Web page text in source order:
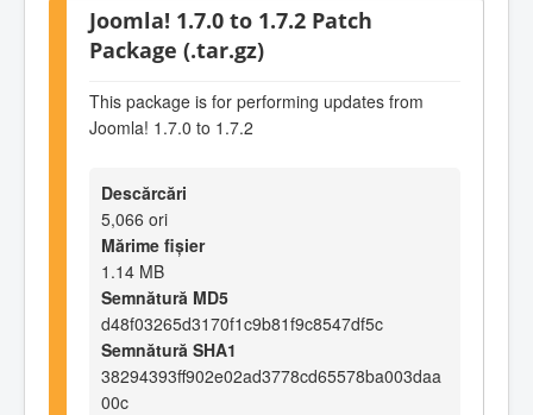
Joomla! 1.7.0 to 1.7.2 Patch
Package (.tar.gz)
This package is for performing updates from
Joomla! 1.7.0 to 1.7.2
Descărcări
5,066 ori
Mărime fișier
1.14 MB
Semnătură MD5
d48f03265d3170f1c9b81f9c8547df5c
Semnătură SHA1
38294393ff902e02ad3778cd65578ba003daa
00c